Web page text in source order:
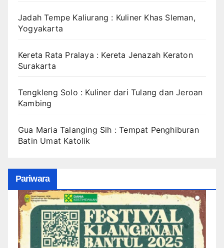
Jadah Tempe Kaliurang : Kuliner Khas Sleman,
Yogyakarta
Kereta Rata Pralaya : Kereta Jenazah Keraton
Surakarta
Tengkleng Solo : Kuliner dari Tulang dan Jeroan
Kambing
Gua Maria Talanging Sih : Tempat Penghiburan
Batin Umat Katolik
Pariwara